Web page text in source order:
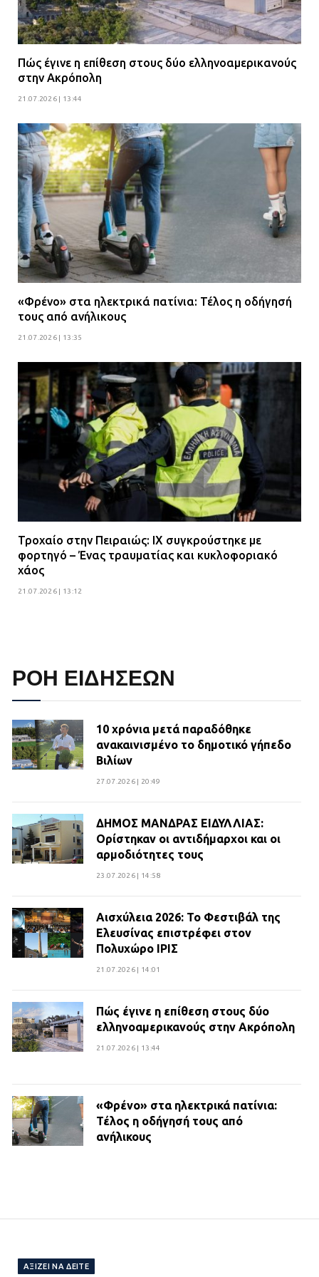
Πώς έγινε η επίθεση στους δύο ελληνοαμερικανούς
στην Ακρόπολη
21.07.2026 | 13:44
«Φρένο» στα ηλεκτρικά πατίνια: Τέλος η οδήγησή
τους από ανήλικους
21.07.2026 | 13:35
Τροχαίο στην Πειραιώς: ΙΧ συγκρούστηκε με
φορτηγό – Ένας τραυματίας και κυκλοφοριακό
χάος
21.07.2026 | 13:12
ΡΟΗ ΕΙΔΗΣΕΩΝ
10 χρόνια μετά παραδόθηκε
ανακαινισμένο το δημοτικό γήπεδο
Βιλίων
27.07.2026 | 20:49
ΔΗΜΟΣ ΜΑΝΔΡΑΣ ΕΙΔΥΛΛΙΑΣ:
Ορίστηκαν οι αντιδήμαρχοι και οι
αρμοδιότητες τους
23.07.2026 | 14:58
Αισχύλεια 2026: Το Φεστιβάλ της
Ελευσίνας επιστρέφει στον
Πολυχώρο ΙΡΙΣ
21.07.2026 | 14:01
Πώς έγινε η επίθεση στους δύο
ελληνοαμερικανούς στην Ακρόπολη
21.07.2026 | 13:44
«Φρένο» στα ηλεκτρικά πατίνια:
Τέλος η οδήγησή τους από
ανήλικους
ΑΞΊΖΕΙ ΝΑ ΔΕΊΤΕ